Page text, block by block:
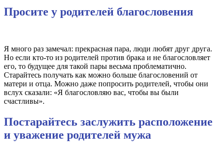
Просите у родителей благословения
Я много раз замечал: прекрасная пара, люди любят друг друга.
Но если кто-то из родителей против брака и не благословляет
его, то будущее для такой пары весьма проблематично.
Старайтесь получать как можно больше благословений от
матери и отца. Можно даже попросить родителей, чтобы они
вслух сказали: «Я благословляю вас, чтобы вы были
счастливы».
Постарайтесь заслужить расположение
и уважение родителей мужа